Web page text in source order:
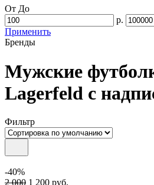
От До
р.
Применить
Бренды
Мужские
Lagerfeld с
Фильтр
-40%
2 000 1 200 руб.